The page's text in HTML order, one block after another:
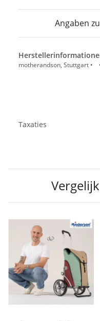
Angaben
motherandson, Stuttgart •
Taxaties